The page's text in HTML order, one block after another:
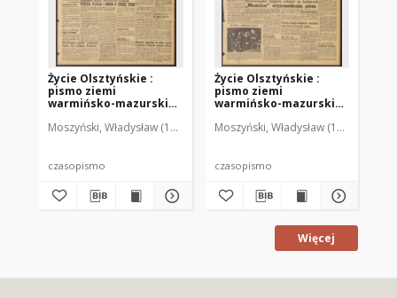
Życie Olsztyńskie :
pismo ziemi
warmińsko-mazurskiej,
Moszyński, Władysław (1922-2001). Red. Mroczkowski, Włodzimierz
czasopismo
Życie Olsztyńskie :
pismo ziemi
warmińsko-mazurskiej,
Moszyński, Władysław (1922-2001).
czasopismo
Więcej